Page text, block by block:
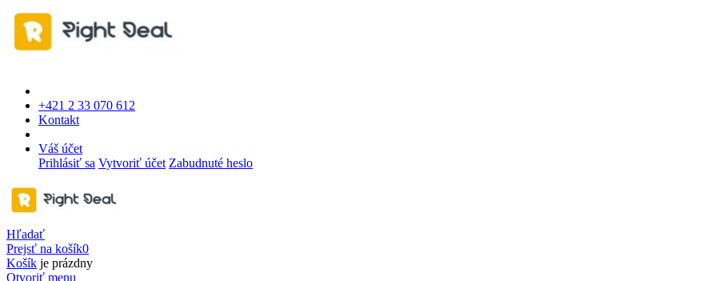
+421 2 33 070 612
Kontakt
Váš účet
Prihlásiť sa Vytvoriť účet Zabudnuté heslo
Hľadať
Prejsť na košík0
Košík je prázdny
Otvoriť menu